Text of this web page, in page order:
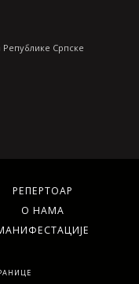
Републике Српске
РЕПЕРТОАР
О НАМА